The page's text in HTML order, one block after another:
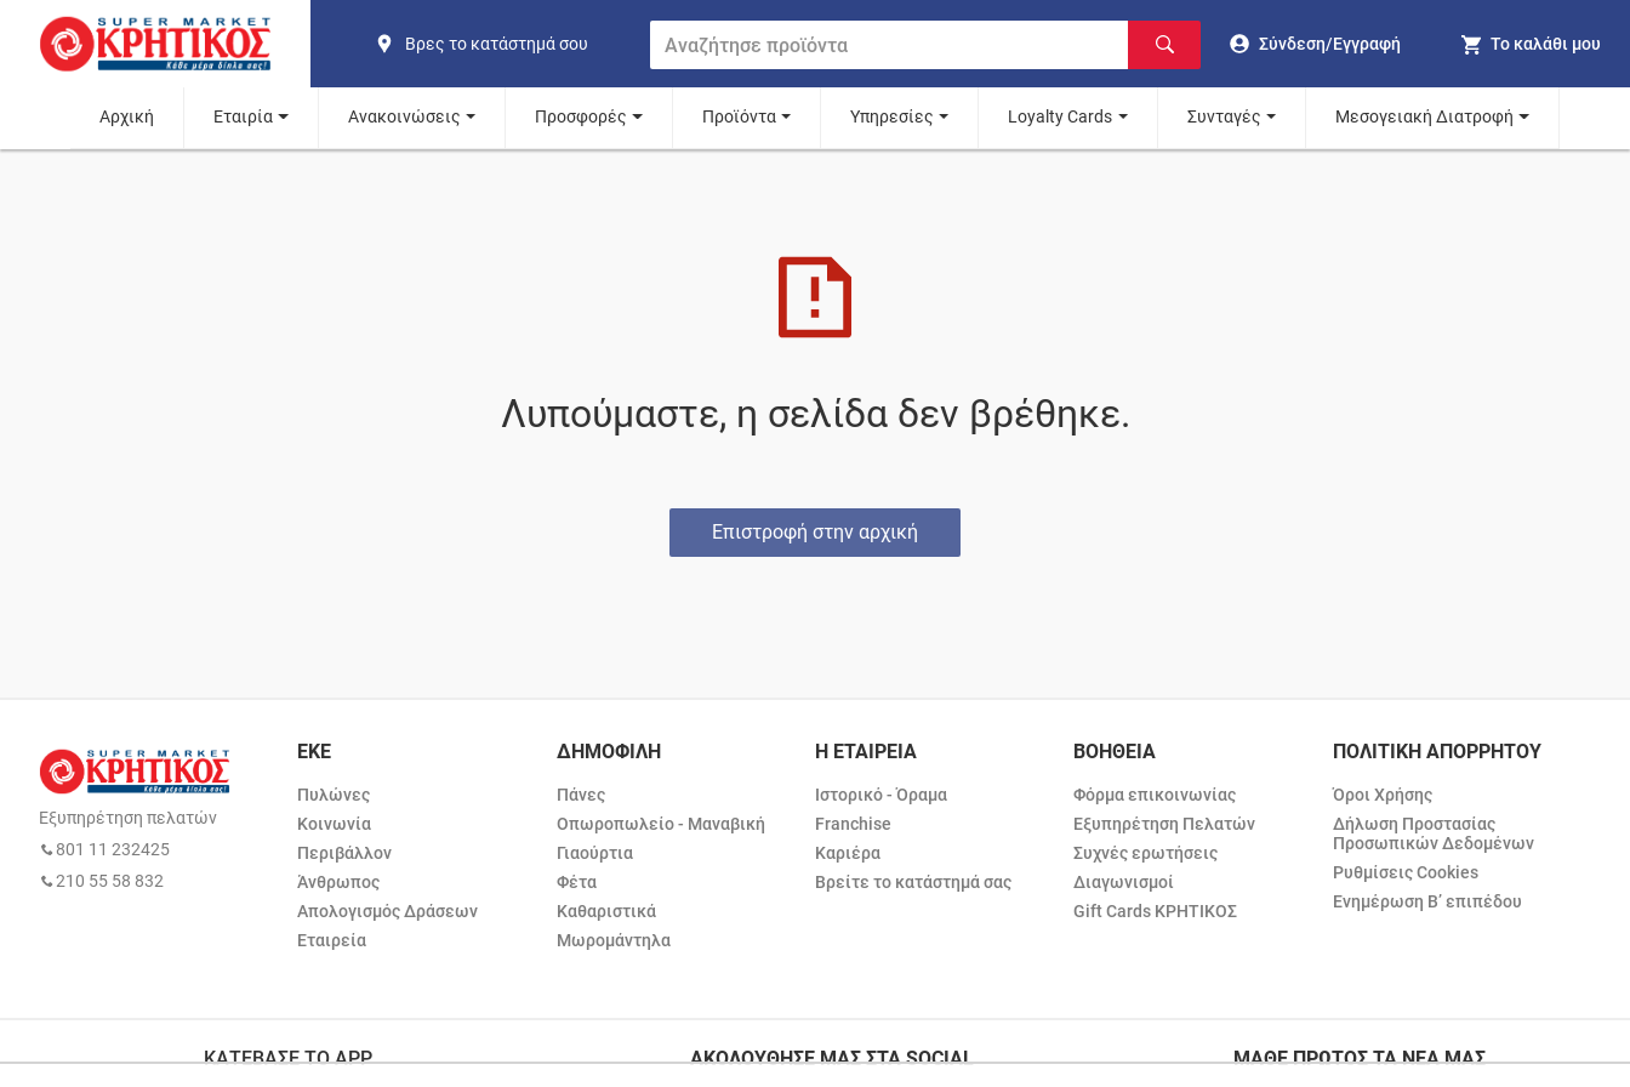
Βρες το κατάστημά σου Σύνδεση/Εγγραφή Το καλάθι μου
Αρχική Εταιρία Ανακοινώσεις Προσφορές Προϊόντα Υπηρεσίες Loyalty Cards Συνταγές Μεσογειακή Διατροφή
Λυπούμαστε, η σελίδα δεν βρέθηκε.
Επιστροφή στην αρχική
Εξυπηρέτηση πελατών
801 11 232425
210 55 58 832
ΕΚΕ
Πυλώνες
Κοινωνία
Περιβάλλον
Άνθρωπος
Απολογισμός Δράσεων
Εταιρεία
ΔΗΜΟΦΙΛΗ
Πάνες
Οπωροπωλείο - Μαναβική
Γιαούρτια
Φέτα
Καθαριστικά
Μωρομάντηλα
Η ΕΤΑΙΡΕΙΑ
Ιστορικό - Όραμα
Franchise
Καριέρα
Βρείτε το κατάστημά σας
ΒΟΗΘΕΙΑ
Φόρμα επικοινωνίας
Εξυπηρέτηση Πελατών
Συχνές ερωτήσεις
Διαγωνισμοί
Gift Cards ΚΡΗΤΙΚΟΣ
ΠΟΛΙΤΙΚΗ ΑΠΟΡΡΗΤΟΥ
Όροι Χρήσης
Δήλωση Προστασίας
Προσωπικών Δεδομένων
Ρυθμίσεις Cookies
Ενημέρωση Β’ επιπέδου
ΚΑΤΕΒΑΣΕ ΤΟ APP ΑΚΟΛΟΥΘΗΣΕ ΜΑΣ ΣΤΑ SOCIAL ΜΑΘΕ ΠΡΩΤΟΣ ΤΑ ΝΕΑ ΜΑΣ